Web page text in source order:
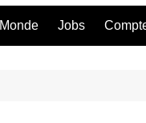
Monde Jobs